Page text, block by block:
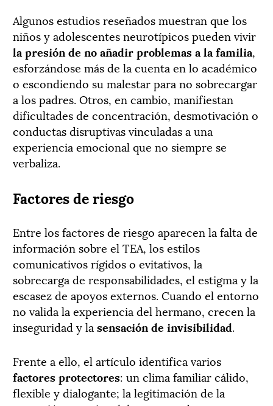
Algunos estudios reseñados muestran que los
niños y adolescentes neurotípicos pueden vivir
la presión de no añadir problemas a la familia,
esforzándose más de la cuenta en lo académico
o escondiendo su malestar para no sobrecargar
a los padres. Otros, en cambio, manifiestan
dificultades de concentración, desmotivación o
conductas disruptivas vinculadas a una
experiencia emocional que no siempre se
verbaliza.
Factores de riesgo
Entre los factores de riesgo aparecen la falta de
información sobre el TEA, los estilos
comunicativos rígidos o evitativos, la
sobrecarga de responsabilidades, el estigma y la
escasez de apoyos externos. Cuando el entorno
no valida la experiencia del hermano, crecen la
inseguridad y la sensación de invisibilidad.
Frente a ello, el artículo identifica varios
factores protectores: un clima familiar cálido,
flexible y dialogante; la legitimación de la